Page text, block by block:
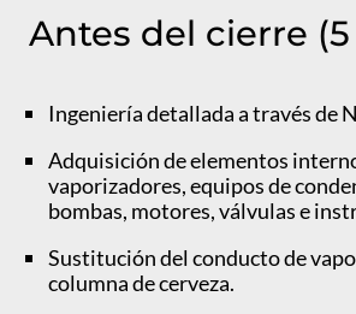
Antes del cierre
Ingeniería detallada a través de
Adquisición de elementos
vaporizadores, equipos de
bombas, motores, válvulas e
Sustitución del conducto de
columna de cerveza.